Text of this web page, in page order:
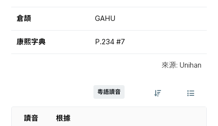
倉頡 GAHU
康熙字典 P.234 #7
來源: Unihan
粵語讀音
讀音 根據